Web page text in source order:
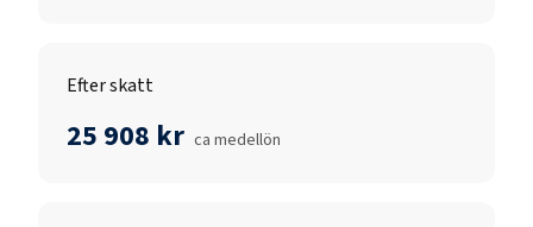
Efter skatt
25 908 kr ca medellön